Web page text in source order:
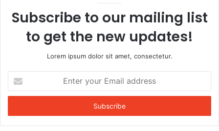
Subscribe to our mailing list
to get the new updates!
Lorem ipsum dolor sit amet, consectetur.
your
Email